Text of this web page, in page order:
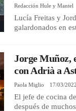
Redacción Hule y Mantel
Lucía Freitas y
galardonados en
Jorge Muñoz,
con Adrià a
Paola Miglio 17/03/2022
El jefe de cocina
después de